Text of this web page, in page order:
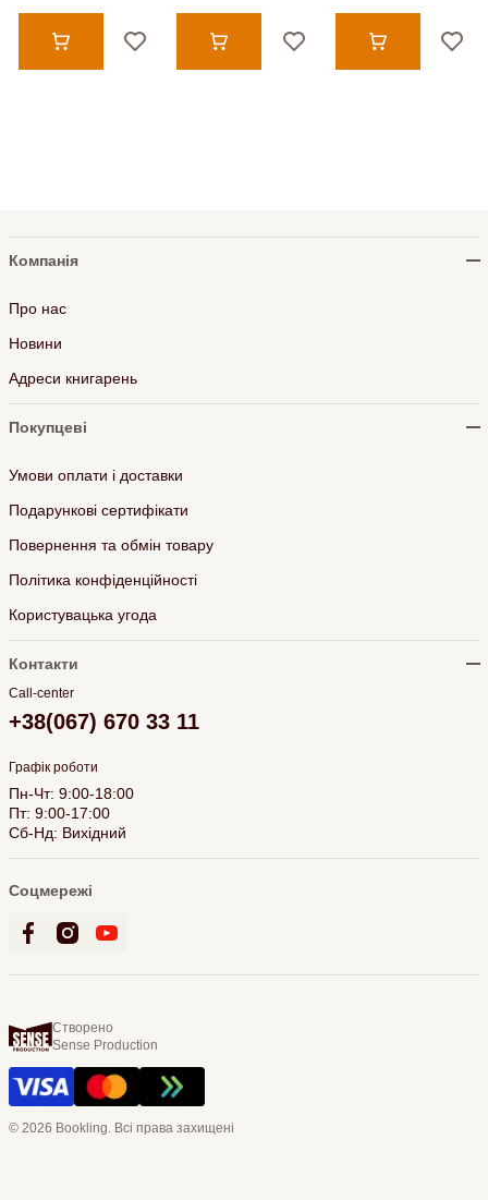
Компанія
Про нас
Новини
Адреси книгарень
Покупцеві
Умови оплати і доставки
Подарункові сертифікати
Повернення та обмін товару
Політика конфіденційності
Користувацька угода
Контакти
Call-center
+38(067) 670 33 11
Графік роботи
Пн-Чт: 9:00-18:00
Пт: 9:00-17:00
Сб-Нд: Вихідний
Соцмережі
Створено
Sense Production
© 2026 Bookling. Всі права захищені